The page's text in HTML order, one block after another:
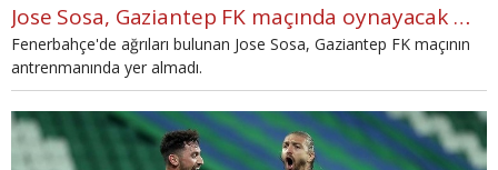
Jose Sosa, Gaziantep FK maçında oynayacak mı?
Fenerbahçe'de ağrıları bulunan Jose Sosa, Gaziantep FK maçının
antrenmanında yer almadı.